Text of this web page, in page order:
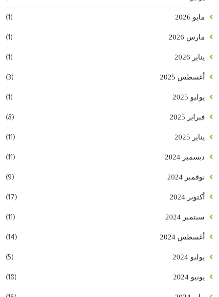
مايو 2026 (1)
مارس 2026 (1)
يناير 2026 (1)
أغسطس 2025 (3)
يوليو 2025 (1)
فبراير 2025 (8)
يناير 2025 (11)
ديسمبر 2024 (11)
نوفمبر 2024 (9)
أكتوبر 2024 (17)
سبتمبر 2024 (11)
أغسطس 2024 (14)
يوليو 2024 (5)
يونيو 2024 (18)